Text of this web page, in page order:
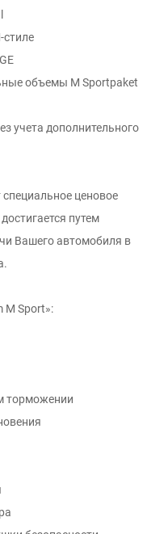
стиле
объемы M Sportpaket
учета дополнительного
ценовое
путем
Вашего автомобиля в
M Sport»:
торможении